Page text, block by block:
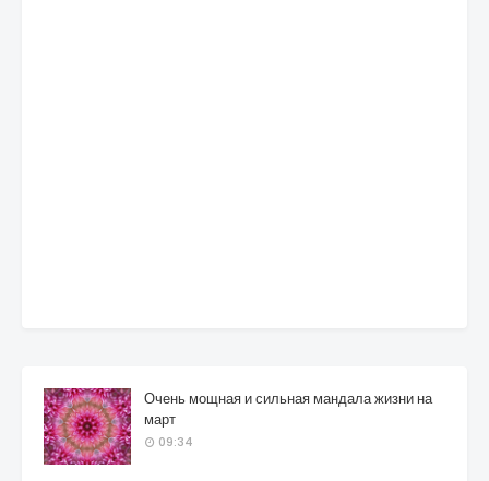
Очень мощная и сильная мандала жизни на
март
09:34